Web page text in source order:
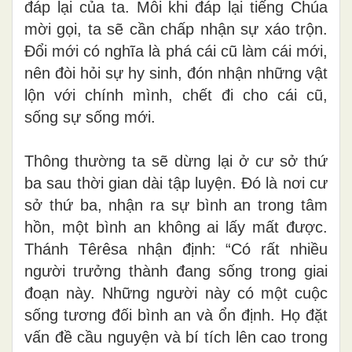
đáp lại của ta. Mỗi khi đáp lại tiếng Chúa
mời gọi, ta sẽ cần chấp nhận sự xáo trộn.
Đổi mới có nghĩa là phá cái cũ làm cái mới,
nên đòi hỏi sự hy sinh, đón nhận những vật
lộn với chính mình, chết đi cho cái cũ,
sống sự sống mới.
Thông thường ta sẽ dừng lại ở cư sở thứ
ba sau thời gian dài tập luyện. Đó là nơi cư
sở thứ ba, nhận ra sự bình an trong tâm
hồn, một bình an không ai lấy mất được.
Thánh Têrêsa nhận định: “Có rất nhiều
người trưởng thành đang sống trong giai
đoạn này. Những người này có một cuộc
sống tương đối bình an và ổn định. Họ đặt
vấn đề cầu nguyện và bí tích lên cao trong